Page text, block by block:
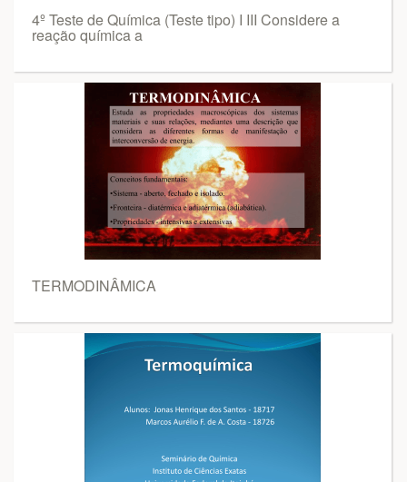
4º Teste de Química (Teste tipo) I III Considere a
reação química a
TERMODINÂMICA